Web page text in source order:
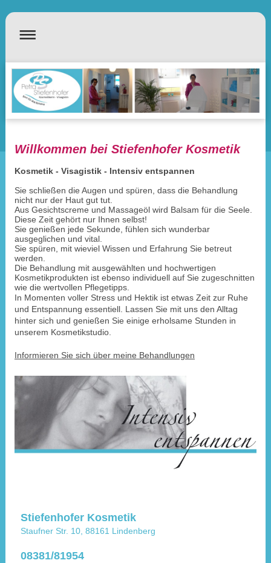
Willkommen bei Stiefenhofer Kosmetik
Kosmetik - Visagistik - Intensiv entspannen
Sie schließen die Augen und spüren, dass die Behandlung
nicht nur der Haut gut tut.
Aus Gesichtscreme und Massageöl wird Balsam für die Seele.
Diese Zeit gehört nur Ihnen selbst!
Sie genießen jede Sekunde, fühlen sich wunderbar
ausgeglichen und vital.
Sie spüren, mit wieviel Wissen und Erfahrung Sie betreut
werden.
Die Behandlung mit ausgewählten und hochwertigen
Kosmetikprodukten ist ebenso individuell auf Sie zugeschnitten
wie die wertvollen Pflegetipps.
In Momenten voller Stress und Hektik ist etwas Zeit zur Ruhe
und Entspannung essentiell. Lassen Sie mit uns den Alltag
hinter sich und genießen Sie einige erholsame Stunden in
unserem Kosmetikstudio.
Informieren Sie sich über meine Behandlungen
Stiefenhofer Kosmetik
Staufner Str. 10, 88161 Lindenberg
08381/81954